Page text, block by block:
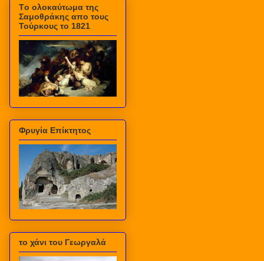
Τo ολοκαύτωμα της
Σαμοθράκης απο τους
Τούρκους το 1821
Φρυγία Επίκτητος
το χάνι του Γεωργαλά